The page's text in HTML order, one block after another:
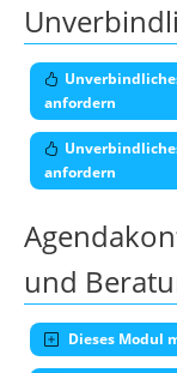
anfordern
anfordern
und
Dieses Modul